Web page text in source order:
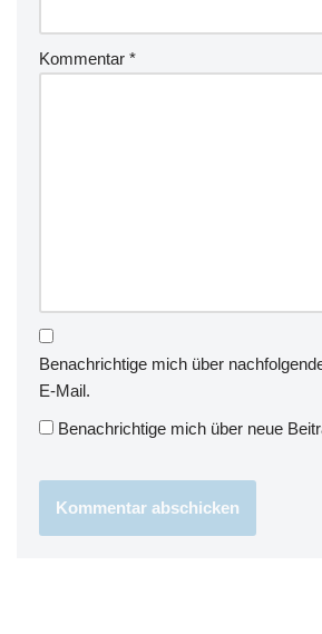
Kommentar *
Benachrichtige mich über
E-Mail.
Benachrichtige mich über neue